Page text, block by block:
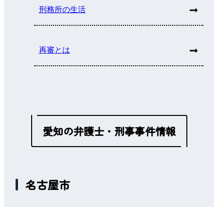
刑務所の生活
再審とは
愛知の弁護士・刑事事件情報
名古屋市